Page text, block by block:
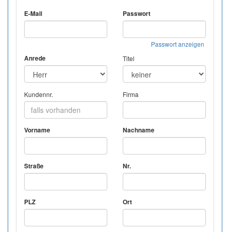
E-Mail Passwort
Passwort anzeigen
Anrede Titel
Kundennr. Firma
Vorname Nachname
Straße Nr.
PLZ Ort